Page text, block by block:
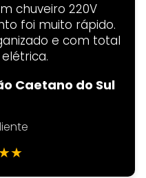
chuveiro 220V
foi muito rápido.
e com total
Caetano do Sul
★